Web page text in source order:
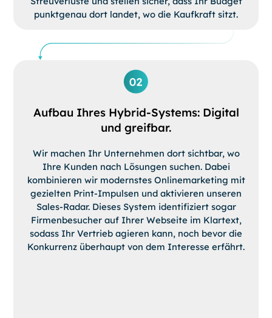
punktgenau dort landet, wo die Kaufkraft sitzt.
Aufbau Ihres Hybrid-Systems: Digital
und greifbar.
Wir machen Ihr Unternehmen dort sichtbar, wo
Ihre Kunden nach Lösungen suchen. Dabei
kombinieren wir modernstes Onlinemarketing mit
gezielten Print-Impulsen und aktivieren unseren
Sales-Radar. Dieses System identifiziert sogar
Firmenbesucher auf Ihrer Webseite im Klartext,
sodass Ihr Vertrieb agieren kann, noch bevor die
Konkurrenz überhaupt von dem Interesse erfährt.